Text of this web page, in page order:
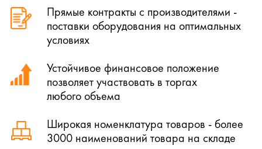
Прямые контракты с производителями -
поставки оборудования на оптимальных
условиях
Устойчивое финансовое положение
позволяет участвовать в торгах
любого объема
Широкая номенклатура товаров - более
3000 наименований товара на складе